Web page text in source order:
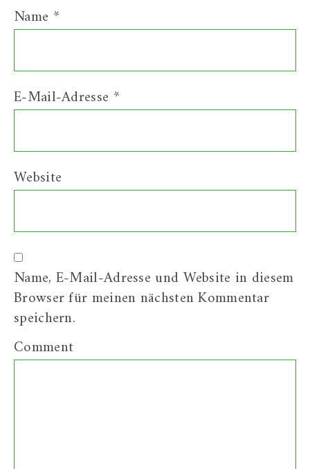
Name *
E-Mail-Adresse *
Website
Name, E-Mail-Adresse und Website in diesem
Browser für meinen nächsten Kommentar
speichern.
Comment